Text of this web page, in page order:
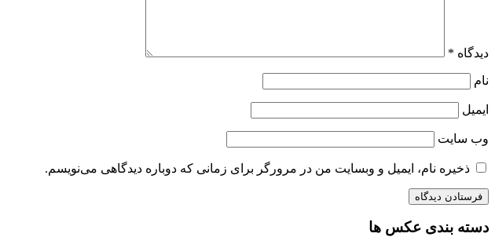
دیدگاه *
نام
ایمیل
وب‌ سایت
ذخیره نام، ایمیل و وبسایت من در مرورگر برای زمانی که دوباره دیدگاهی می‌نویسم.
دسته بندی عکس ها